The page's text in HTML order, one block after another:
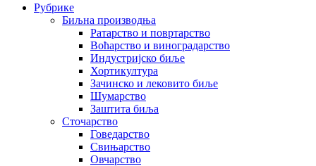
Рубрике
Биљна производња
Ратарство и повртарство
Воћарство и виноградарство
Индустријско биље
Хортикултура
Зачинско и лековито биље
Шумарство
Заштита биља
Сточарство
Говедарство
Свињарство
Овчарство